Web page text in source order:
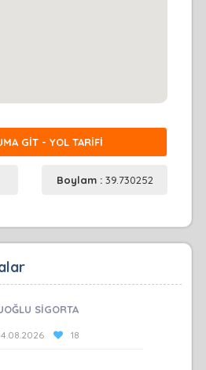
GİT - YOL TARİFİ
Boylam : 39.730252
SİGORTA
18